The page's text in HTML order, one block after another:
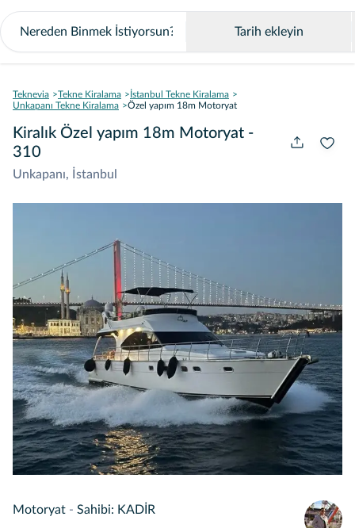
Tarih ekleyin
Teknevia Tekne Kiralama
İstanbul Tekne Kiralama
Unkapanı Tekne Kiralama
Özel yapım 18m Motoryat
Kiralık Özel yapım 18m Motoryat -
310
Unkapanı, İstanbul
Motoryat - Sahibi: KADİR